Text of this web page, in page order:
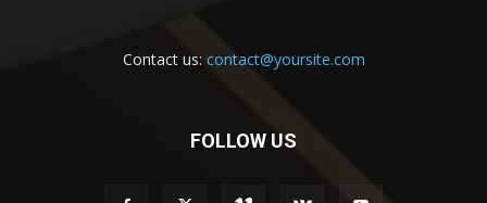
Contact us: contact@yoursite.com
FOLLOW US